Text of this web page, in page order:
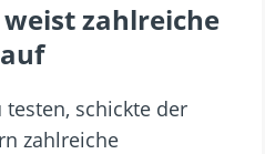
weist zahlreiche
testen, schickte der
zahlreiche